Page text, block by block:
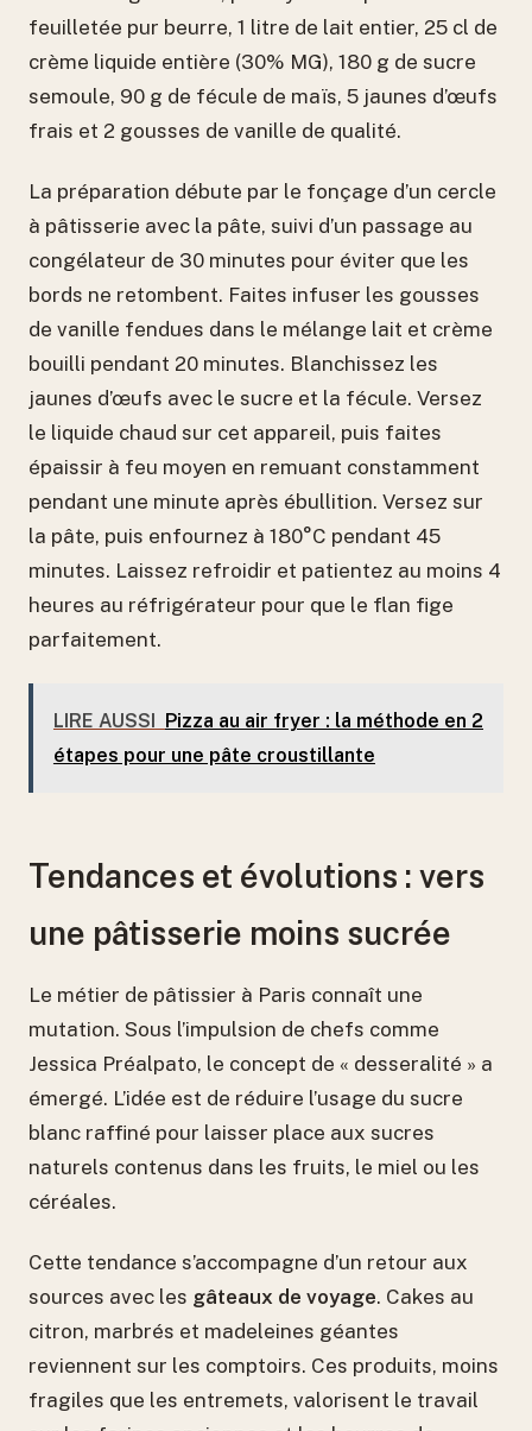
feuilletée pur beurre, 1 litre de lait entier, 25 cl de
crème liquide entière (30% MG), 180 g de sucre
semoule, 90 g de fécule de maïs, 5 jaunes d’œufs
frais et 2 gousses de vanille de qualité.
La préparation débute par le fonçage d’un cercle
à pâtisserie avec la pâte, suivi d’un passage au
congélateur de 30 minutes pour éviter que les
bords ne retombent. Faites infuser les gousses
de vanille fendues dans le mélange lait et crème
bouilli pendant 20 minutes. Blanchissez les
jaunes d’œufs avec le sucre et la fécule. Versez
le liquide chaud sur cet appareil, puis faites
épaissir à feu moyen en remuant constamment
pendant une minute après ébullition. Versez sur
la pâte, puis enfournez à 180°C pendant 45
minutes. Laissez refroidir et patientez au moins 4
heures au réfrigérateur pour que le flan fige
parfaitement.
LIRE AUSSI Pizza au air fryer : la méthode en 2
étapes pour une pâte croustillante
Tendances et évolutions : vers
une pâtisserie moins sucrée
Le métier de pâtissier à Paris connaît une
mutation. Sous l’impulsion de chefs comme
Jessica Préalpato, le concept de « desseralité » a
émergé. L’idée est de réduire l’usage du sucre
blanc raffiné pour laisser place aux sucres
naturels contenus dans les fruits, le miel ou les
céréales.
Cette tendance s’accompagne d’un retour aux
sources avec les gâteaux de voyage. Cakes au
citron, marbrés et madeleines géantes
reviennent sur les comptoirs. Ces produits, moins
fragiles que les entremets, valorisent le travail